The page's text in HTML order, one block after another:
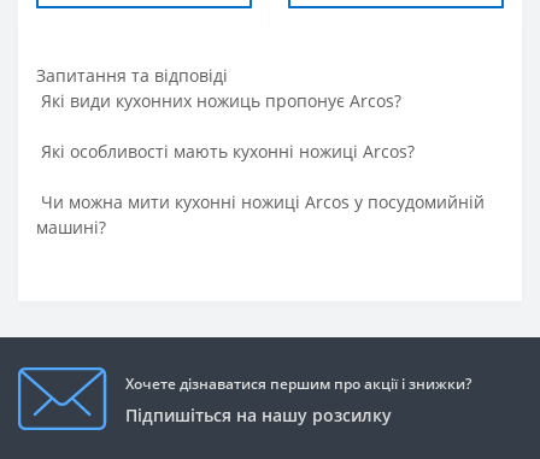
Запитання та вiдповiдi
Які види кухонних ножиць пропонує Arcos?
Які особливості мають кухонні ножиці Arcos?
Чи можна мити кухонні ножиці Arcos у посудомийній
машині?
Хочете дізнаватися першим про акції і знижки?
Підпишіться на нашу розсилку